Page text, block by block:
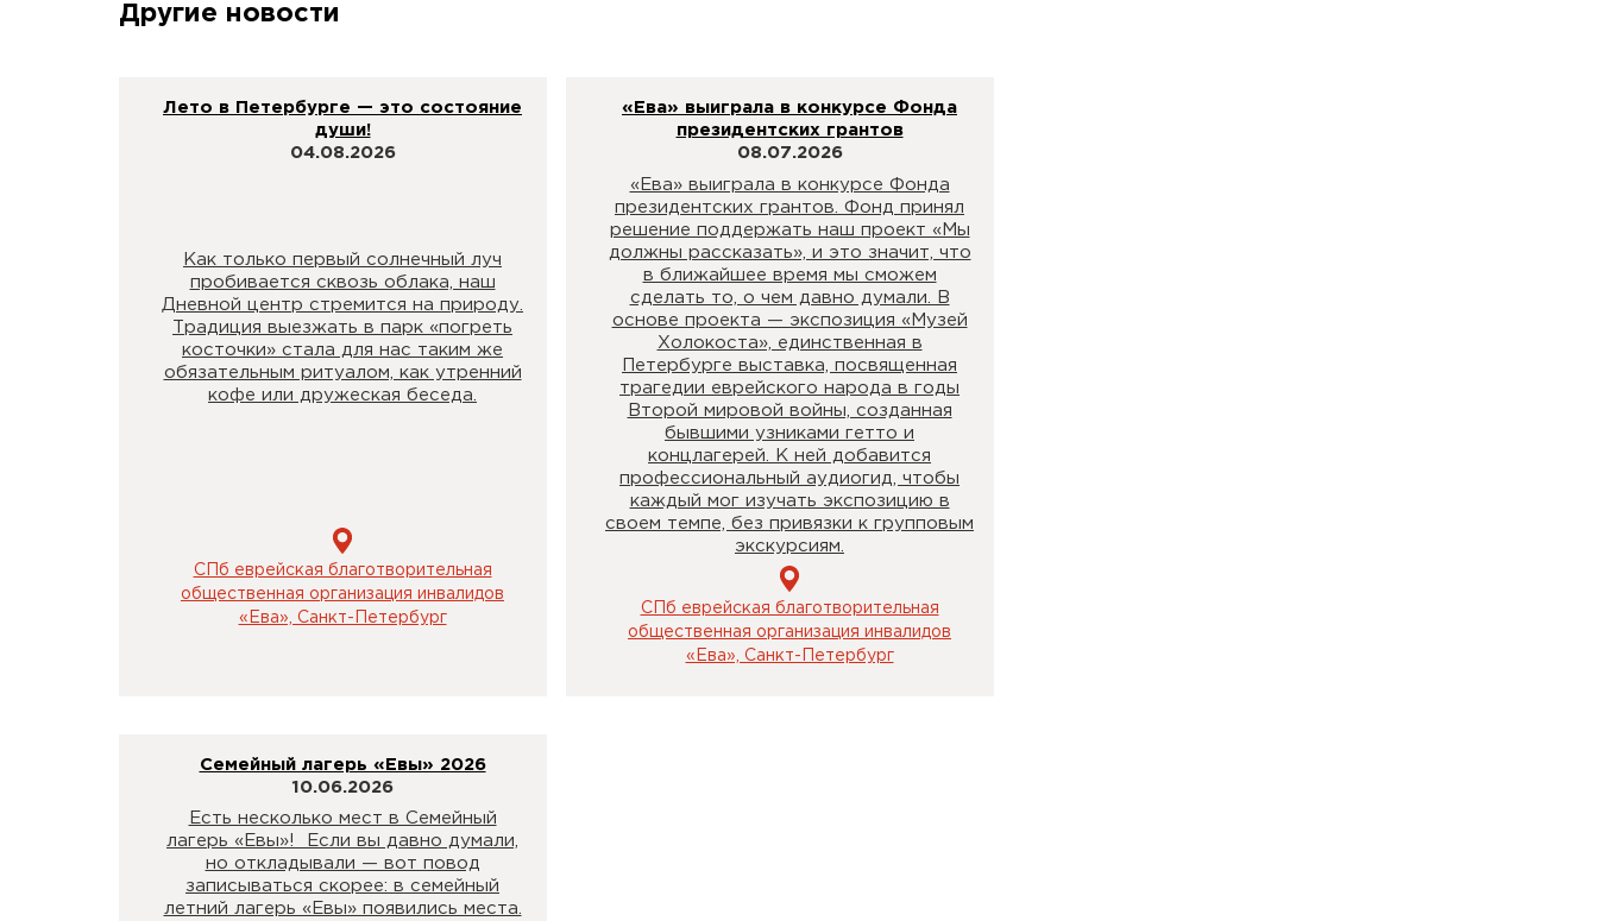
Другие новости
Лето в Петербурге — это состояние
души!
04.08.2026
Как только первый солнечный луч
пробивается сквозь облака, наш
Дневной центр стремится на природу.
Традиция выезжать в парк «погреть
косточки» стала для нас таким же
обязательным ритуалом, как утренний
кофе или дружеская беседа.
СПб еврейская благотворительная
общественная организация инвалидов
«Ева», Санкт-Петербург
«Ева» выиграла в конкурсе Фонда
президентских грантов
08.07.2026
«Ева» выиграла в конкурсе Фонда
президентских грантов. Фонд принял
решение поддержать наш проект «Мы
должны рассказать», и это значит, что
в ближайшее время мы сможем
сделать то, о чем давно думали. В
основе проекта — экспозиция «Музей
Холокоста», единственная в
Петербурге выставка, посвященная
трагедии еврейского народа в годы
Второй мировой войны, созданная
бывшими узниками гетто и
концлагерей. К ней добавится
профессиональный аудиогид, чтобы
каждый мог изучать экспозицию в
своем темпе, без привязки к групповым
экскурсиям.
СПб еврейская благотворительная
общественная организация инвалидов
«Ева», Санкт-Петербург
Семейный лагерь «Евы» 2026
10.06.2026
Есть несколько мест в Семейный
лагерь «Евы»! Если вы давно думали,
но откладывали — вот повод
записываться скорее: в семейный
летний лагерь «Евы» появились места.